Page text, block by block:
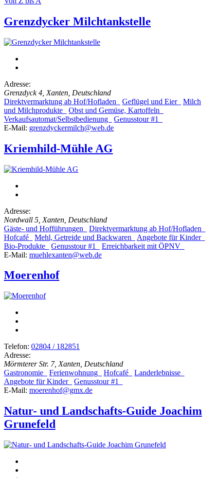
Grenzdycker Milchtankstelle
Adresse:
Grenzdyck 4, Xanten, Deutschland
Direktvermarktung ab Hof/Hofladen
Geflügel und Eier
Milch
und Milchprodukte
Obst und Gemüse, Kartoffeln
Verkaufsautomat/Selbstbedienung
Genusstour #1
E-Mail: grenzdyckermilch@web.de
Kriemhild-Mühle AG
Adresse:
Nordwall 5, Xanten, Deutschland
Gäste- und Hofführungen
Direktvermarktung ab Hof/Hofladen
Hofcafé
Mehl, Getreide und Backwaren
Angebote für Kinder
Bio-Produkte
Genusstour #1
Erreichbarkeit mit ÖPNV
E-Mail: muehlexanten@web.de
Moerenhof
Telefon: 02804 / 182851
Adresse:
Mörmterer Str. 7, Xanten, Deutschland
Gastronomie
Ferienwohnung Hofcafé
Landerlebnisse
Angebote für Kinder
Genusstour #1
E-Mail: moerenhof@gmx.de
Natur- und Landschafts-Guide Joachim
Grunefeld